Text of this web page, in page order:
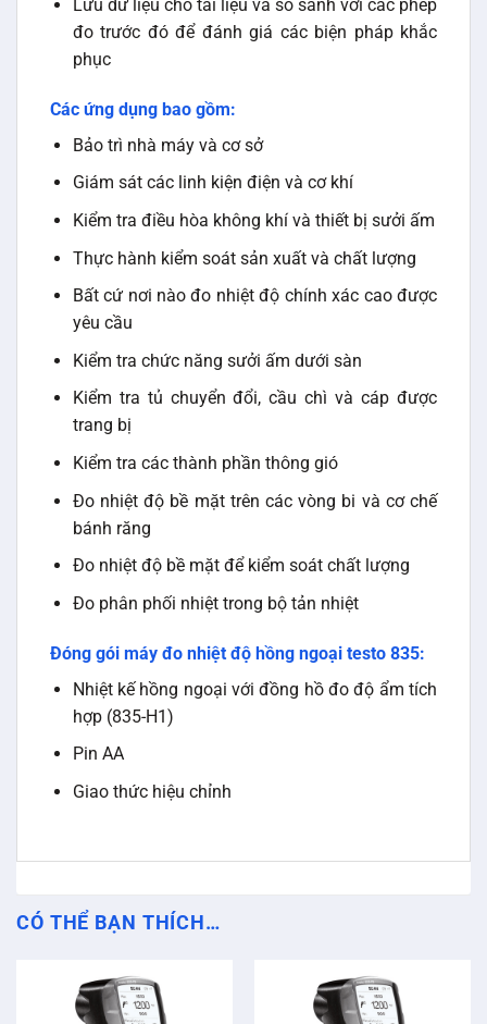
Lưu dữ liệu cho tài liệu và so sánh với các phép
đo trước đó để đánh giá các biện pháp khắc
phục
Các ứng dụng bao gồm:
Bảo trì nhà máy và cơ sở
Giám sát các linh kiện điện và cơ khí
Kiểm tra điều hòa không khí và thiết bị sưởi ấm
Thực hành kiểm soát sản xuất và chất lượng
Bất cứ nơi nào đo nhiệt độ chính xác cao được
yêu cầu
Kiểm tra chức năng sưởi ấm dưới sàn
Kiểm tra tủ chuyển đổi, cầu chì và cáp được
trang bị
Kiểm tra các thành phần thông gió
Đo nhiệt độ bề mặt trên các vòng bi và cơ chế
bánh răng
Đo nhiệt độ bề mặt để kiểm soát chất lượng
Đo phân phối nhiệt trong bộ tản nhiệt
Đóng gói máy đo nhiệt độ hồng ngoại testo 835:
Nhiệt kế hồng ngoại với đồng hồ đo độ ẩm tích
hợp (835-H1)
Pin AA
Giao thức hiệu chỉnh
CÓ THỂ BẠN THÍCH…